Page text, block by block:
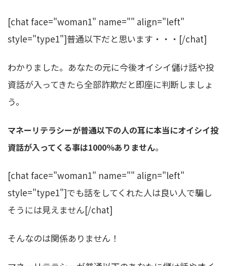
[chat face="woman1" name="" align="left"
style="type1"]普通以下だと思います・・・[/chat]
わかりました。あなたの元に今後オイシイ儲け話や投
資話が入ってきたら全部詐欺だと即座に判断しましょ
う。
マネーリテラシーが普通以下の人の耳に本当にオイシイ投
資話が入ってくる事は1000％ありません。
[chat face="woman1" name="" align="left"
style="type1"]でも話をしてくれた人は良い人で騙し
そうには見えません[/chat]
そんなのは関係ありません！